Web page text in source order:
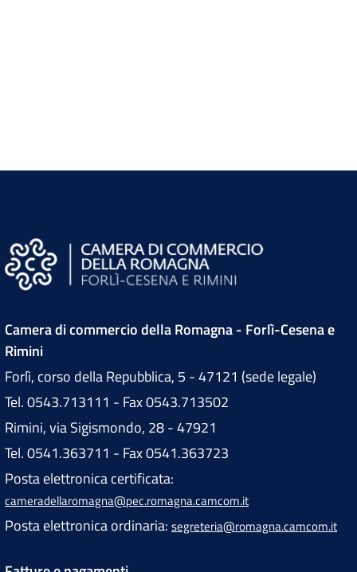
Camera di commercio della Romagna - Forlì-Cesena e
Rimini
Forlì, corso della Repubblica, 5 - 47121 (sede legale)
Tel. 0543.713111 - Fax 0543.713502
Rimini, via Sigismondo, 28 - 47921
Tel. 0541.363711 - Fax 0541.363723
Posta elettronica certificata:
cameradellaromagna@pec.romagna.camcom.it
Posta elettronica ordinaria: segreteria@romagna.camcom.it